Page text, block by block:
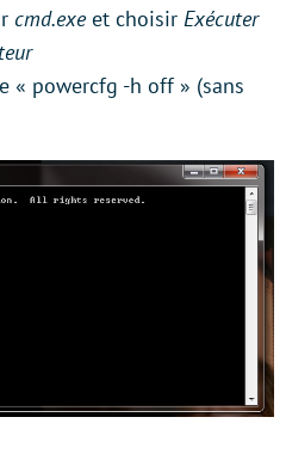
cmd.exeet choisir Exécuter
« powercfg -h off » (sans